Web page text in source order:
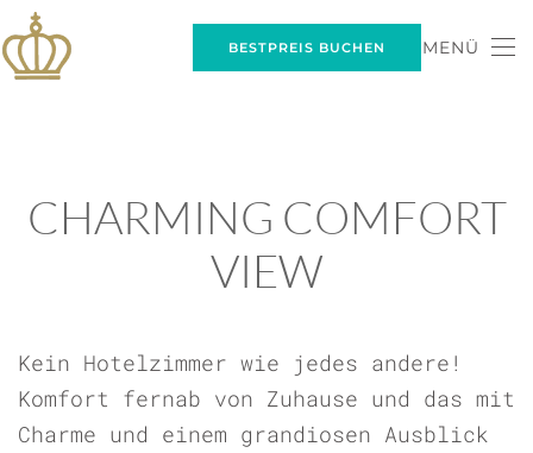
Skip to main content
BESTPREIS BUCHEN MENÜ
CHARMING COMFORT
VIEW
Kein Hotelzimmer wie jedes andere!
Komfort fernab von Zuhause und das mit
Charme und einem grandiosen Ausblick